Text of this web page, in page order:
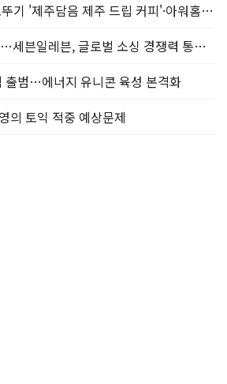
[오늘의 언박싱] 오뚜기 '제주담음 제주 드립 커피'·아워홈 ‘갓석박지’ 外
해외 먹거리 ‘불티’…세븐일레븐, 글로벌 소싱 경쟁력 통했다
출범…에너지 유니콘 육성 본격화
의 토익 적중 예상문제